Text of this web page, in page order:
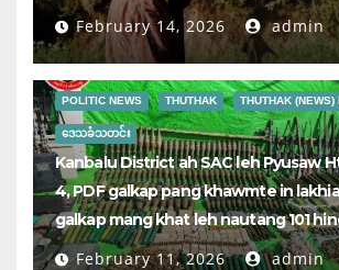
February 14, 2026 admin
POLITIC NEWS THUTHAK THUTHAK (NEWS)
ဒေသခံသတင်း
Kanbalu District ah SAC leh Pyusaw
4, PDF galkap pang khawmte in
galkap mang khat leh nautang 101
February 11, 2026 admin